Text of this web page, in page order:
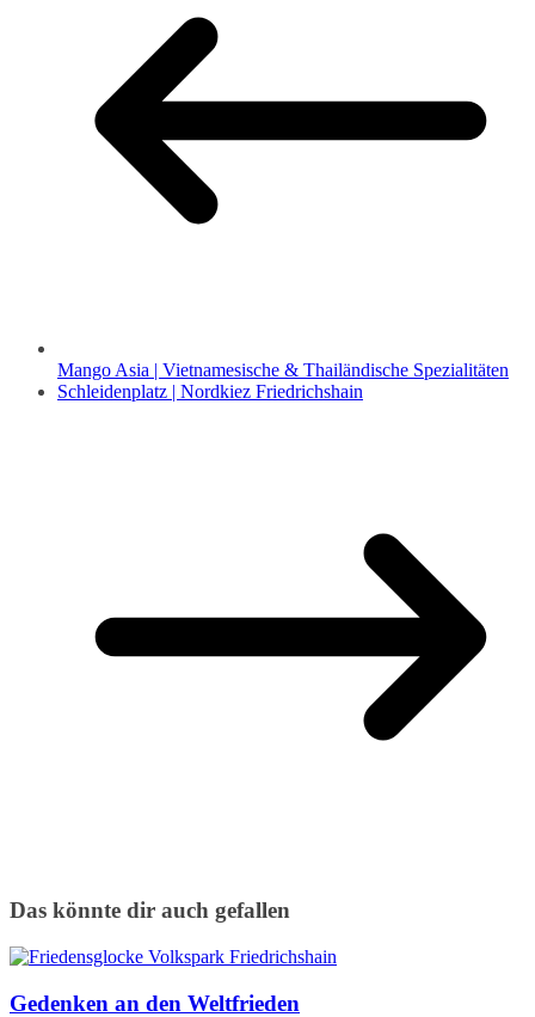
Mango Asia | Vietnamesische & Thailändische Spezialitäten
Schleidenplatz | Nordkiez Friedrichshain
Das könnte dir auch gefallen
Gedenken an den Weltfrieden